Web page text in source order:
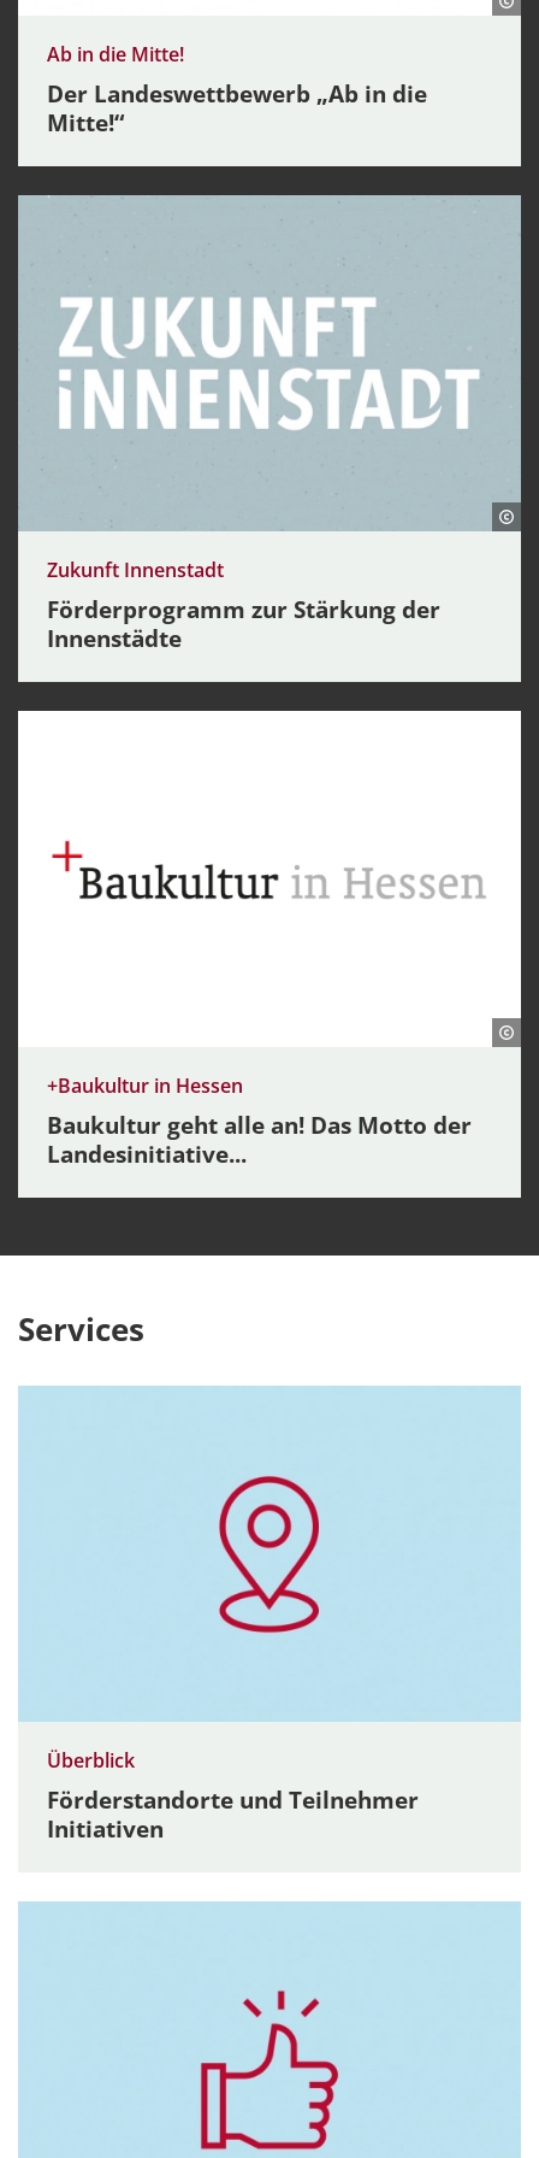
Ab in die Mitte!
Der Landeswettbewerb „Ab in die
Mitte!“
Zukunft Innenstadt
Förderprogramm zur Stärkung der
Innenstädte
+Baukultur in Hessen
Baukultur geht alle an! Das Motto der
Landesinitiative...
Services
Überblick
Förderstandorte und Teilnehmer
Initiativen